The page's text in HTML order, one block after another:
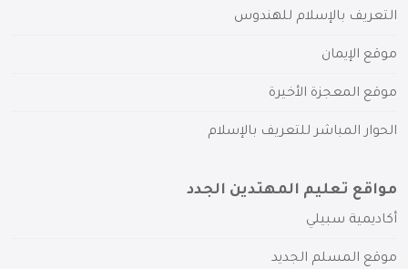
التعريف بالإسلام للهندوس
موقع الإيمان
موقع المعجزة الأخيرة
الحوار المباشر للتعريف بالإسلام
مواقع تعليم المهتدين الجدد
أكاديمية سبيلي
موقع المسلم الجديد